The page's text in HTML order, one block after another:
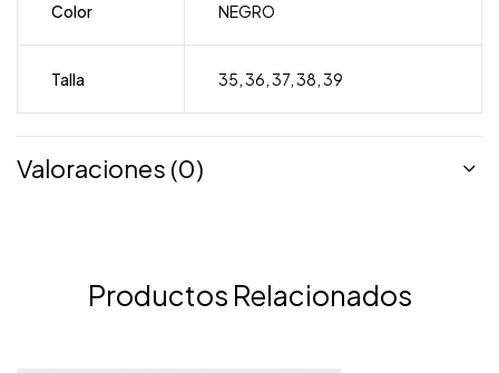
Color NEGRO
Talla 35 36 37 38 39
Valoraciones (0)
Productos Relacionados